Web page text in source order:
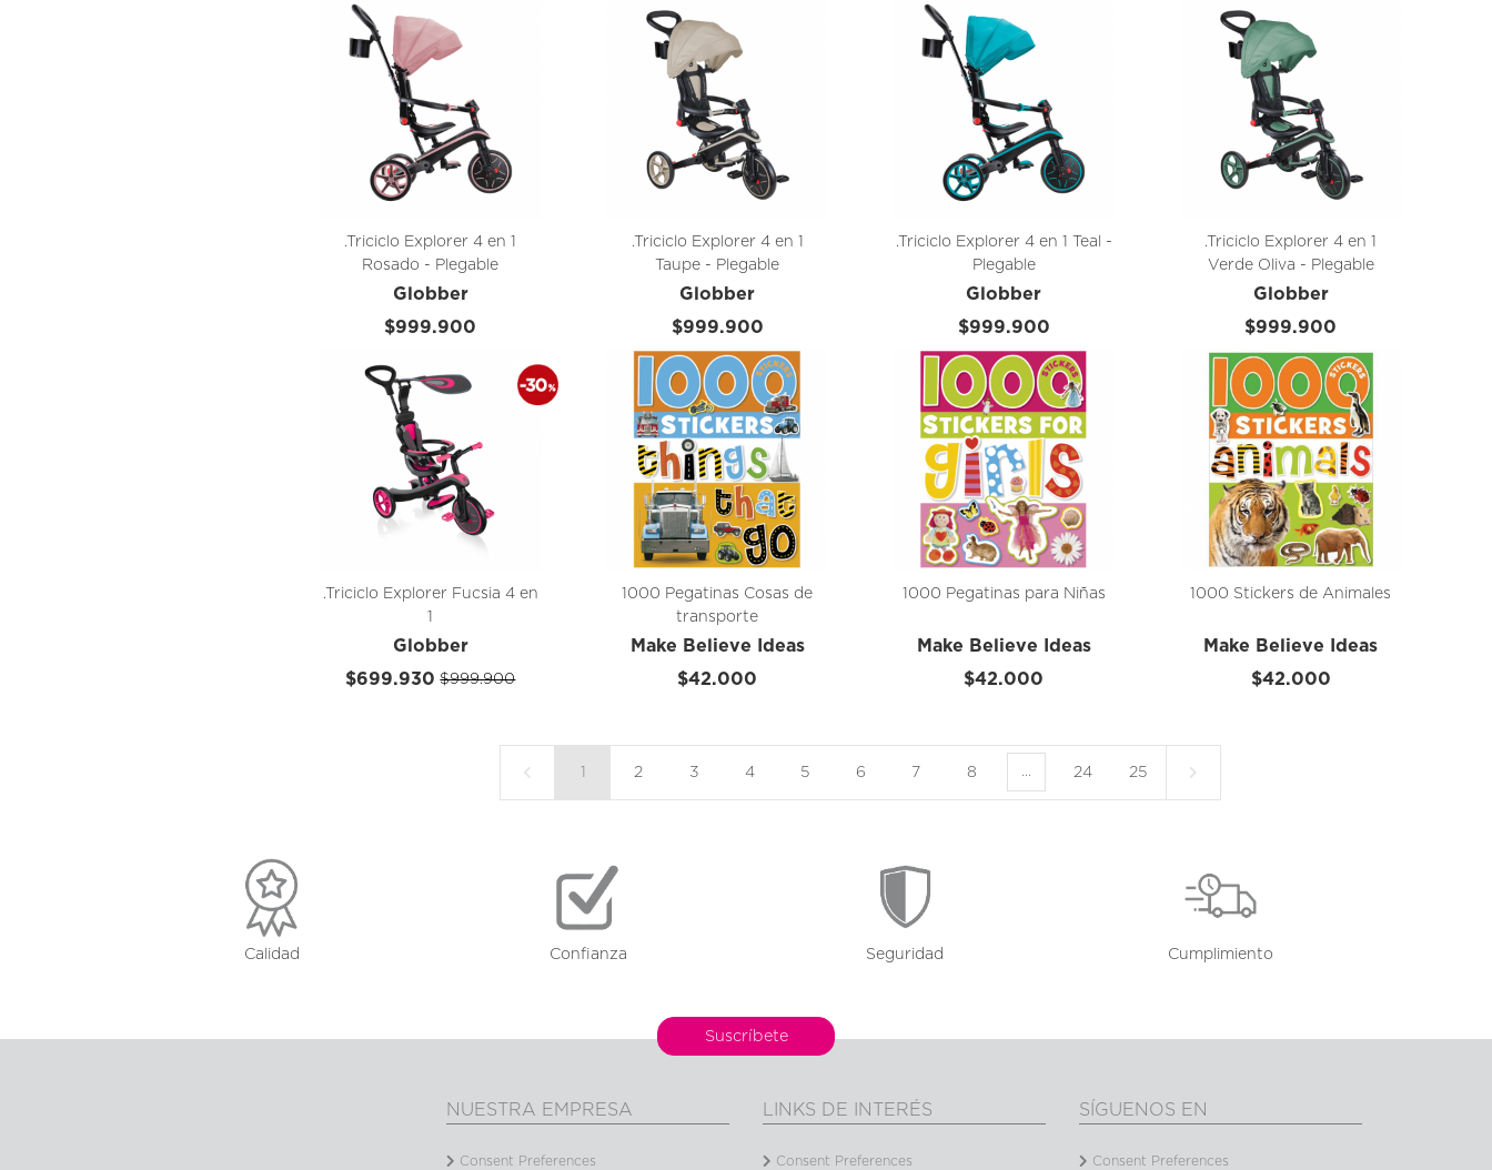
.Triciclo Explorer 4 en 1
Rosado - Plegable
Globber
$999.900
.Triciclo Explorer 4 en 1
Taupe - Plegable
Globber
$999.900
.Triciclo Explorer 4 en 1 Teal -
Plegable
Globber
$999.900
.Triciclo Explorer 4 en 1
Verde Oliva - Plegable
Globber
$999.900
.Triciclo Explorer Fucsia 4 en
1
Globber
$699.930 $999.900
1000 Pegatinas Cosas de
transporte
Make Believe Ideas
$42.000
1000 Pegatinas para Niñas
Make Believe Ideas
$42.000
1000 Stickers de Animales
Make Believe Ideas
$42.000
1 2 3 4 5 6 7 8 ... 24 25
Calidad Confianza Seguridad Cumplimiento
Suscríbete
NUESTRA EMPRESA
Consent Preferences
LINKS DE INTERÉS
Consent Preferences
SÍGUENOS EN
Consent Preferences